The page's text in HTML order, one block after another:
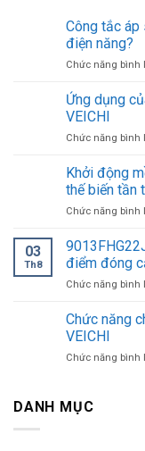
Công tắc
điện năng?
Chức năng bình
Ứng dụng
VEICHI
Chức năng bình
Khởi động
thế biến tần
Chức năng bình
03
Th8
điểm đóng
Chức năng bình
Chức năng
VEICHI
Chức năng bình
DANH MỤC